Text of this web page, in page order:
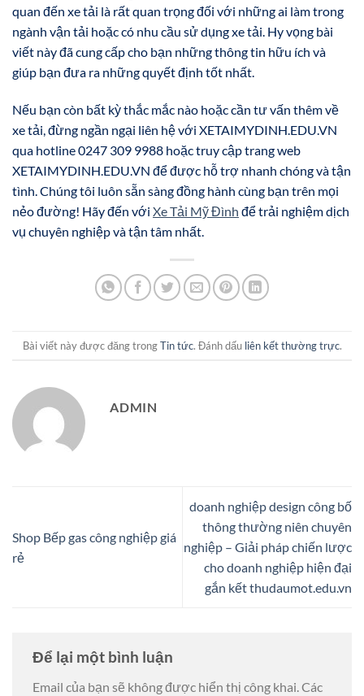
quan đến xe tải là rất quan trọng đối với những ai làm trong
ngành vận tải hoặc có nhu cầu sử dụng xe tải. Hy vọng bài
viết này đã cung cấp cho bạn những thông tin hữu ích và
giúp bạn đưa ra những quyết định tốt nhất.
Nếu bạn còn bất kỳ thắc mắc nào hoặc cần tư vấn thêm về
xe tải, đừng ngần ngại liên hệ với XETAIMYDINH.EDU.VN
qua hotline 0247 309 9988 hoặc truy cập trang web
XETAIMYDINH.EDU.VN để được hỗ trợ nhanh chóng và tận
tình. Chúng tôi luôn sẵn sàng đồng hành cùng bạn trên mọi
nẻo đường! Hãy đến với Xe Tải Mỹ Đình để trải nghiệm dịch
vụ chuyên nghiệp và tận tâm nhất.
Bài viết này được đăng trongTin tức. Đánh dấu liên kết thường trực.
ADMIN
Shop Bếp gas công nghiệp giá
rẻ
doanh nghiệp design công bố
thông thường niên chuyên
nghiệp – Giải pháp chiến lược
cho doanh nghiệp hiện đại
gắn kết thudaumot.edu.vn
Để lại một bình luận
Email của bạn sẽ không được hiển thị công khai.Các